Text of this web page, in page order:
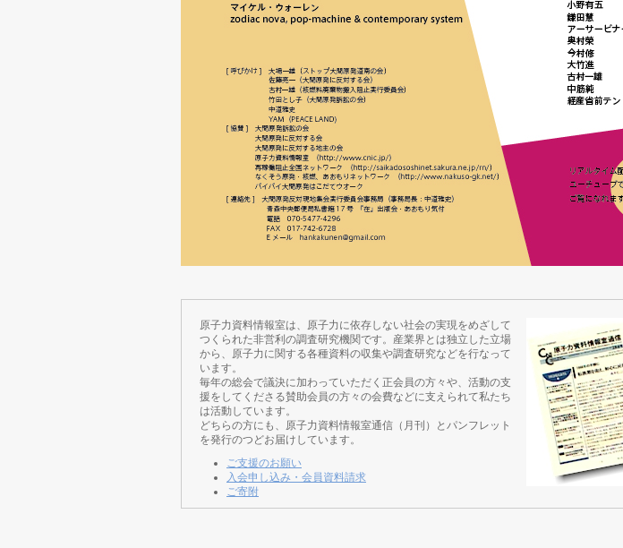
原子力資料情報室は、原子力に依存しない社会の実現をめざして
つくられた非営利の調査研究機関です。産業界とは独立した立場
から、原子力に関する各種資料の収集や調査研究などを行なって
います。
毎年の総会で議決に加わっていただく正会員の方々や、活動の支
援をしてくださる賛助会員の方々の会費などに支えられて私たち
は活動しています。
どちらの方にも、原子力資料情報室通信（月刊）とパンフレット
を発行のつどお届けしています。
ご支援のお願い
入会申し込み・会員資料請求
ご寄附